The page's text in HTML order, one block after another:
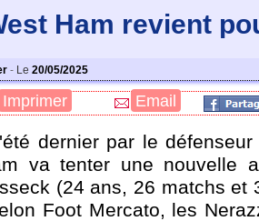
Ham revient
- Le 20/05/2025
Imprimer Email
dernier par le
va tenter une nouvelle
(24 ans, 26 matchs et
Foot Mercato, les